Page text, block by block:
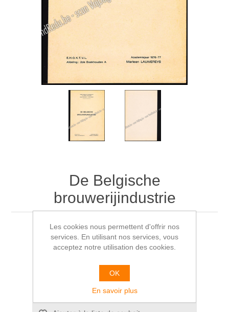
De Belgische
brouwerijindustrie
Marleen LAUWEREYS
Les cookies nous permettent d'offrir nos
services. En utilisant nos services, vous
acceptez notre utilisation des cookies.
OK
En savoir plus